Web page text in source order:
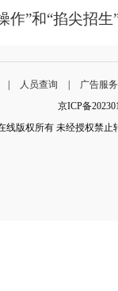
作”和“掐尖招生
人员查询
广告服
京ICP备
线版权所有 未经授权禁